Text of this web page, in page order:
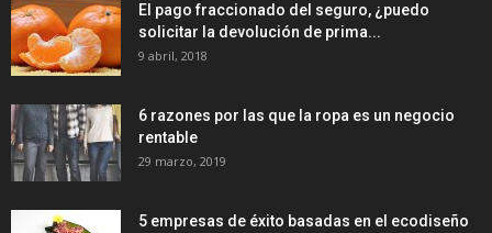
El pago fraccionado del seguro, ¿puedo
solicitar la devolución de prima...
9 abril, 2018
6 razones por las que la ropa es un negocio
rentable
29 marzo, 2019
5 empresas de éxito basadas en el ecodiseño